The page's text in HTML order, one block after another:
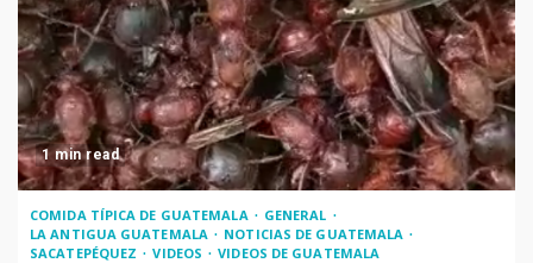
1 min read
COMIDA TÍPICA DE GUATEMALA
GENERAL
LA ANTIGUA GUATEMALA
NOTICIAS DE GUATEMALA
SACATEPÉQUEZ
VIDEOS VIDEOS DE GUATEMALA